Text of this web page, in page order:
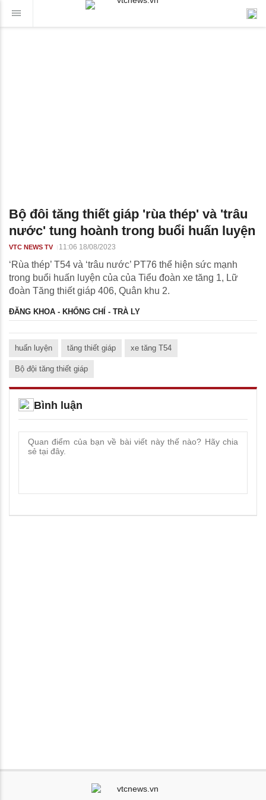
Bộ đôi tăng thiết giáp 'rùa thép' và 'trâu
nước' tung hoành trong buổi huấn luyện
VTC NEWS TV 11:06 18/08/2023
‘Rùa thép’ T54 và ‘trâu nước’ PT76 thể hiện sức mạnh
trong buổi huấn luyện của của Tiểu đoàn xe tăng 1, Lữ
đoàn Tăng thiết giáp 406, Quân khu 2.
ĐĂNG KHOA - KHỔNG CHÍ - TRÀ LY
huấn luyện tăng thiết giáp xe tăng T54
Bộ đội tăng thiết giáp
Bình luận